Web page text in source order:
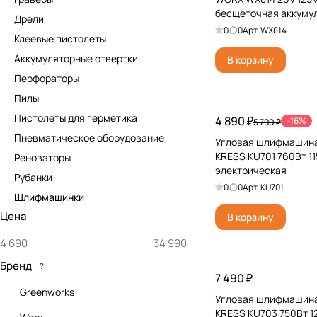
бесщеточная
батареей, зарядкой и
0 0Арт.WX814
В корзину
4 890 ₽5 790 ₽ -16%
Угловая
KRESS KU701 760Вт
электрическая
0 0Арт.KU701
В корзину
7 490 ₽
Угловая
KRESS KU703 750Вт
Дрели
Клеевые пистолеты
Аккумуляторные отвертки
Перфораторы
Пилы
Пистолеты для герметика
Пневматическое оборудование
Реноваторы
Рубанки
Шлифмашинки
Цена
Бренд ?
Greenworks